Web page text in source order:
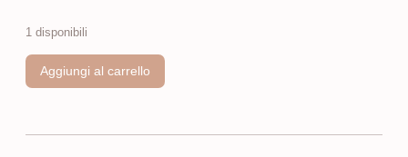
1 disponibili
Aggiungi al carrello